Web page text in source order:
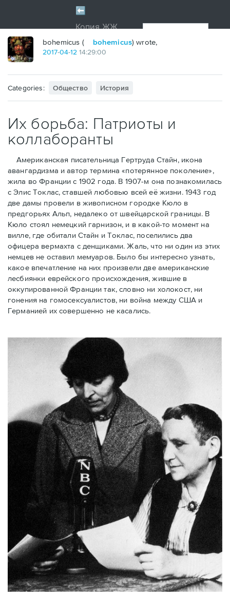
bohemicus ( bohemicus) wrote,
2017-04-12 14:29:00
Categories: Общество История
Их борьба: Патриоты и
коллаборанты
Американская писательница Гертруда Стайн, икона
авангардизма и автор термина «потерянное поколение»,
жила во Франции с 1902 года. В 1907-м она познакомилась
с Элис Токлас, ставшей любовью всей её жизни. 1943 год
две дамы провели в живописном городке Кюло в
предгорьях Альп, недалеко от швейцарской границы. В
Кюло стоял немецкий гарнизон, и в какой-то момент на
вилле, где обитали Стайн и Токлас, поселились два
офицера вермахта с денщиками. Жаль, что ни один из этих
немцев не оставил мемуаров. Было бы интересно узнать,
какое впечатление на них произвели две американские
лесбиянки еврейского происхождения, жившие в
оккупированной Франции так, словно ни холокост, ни
гонения на гомосексуалистов, ни война между США и
Германией их совершенно не касались.